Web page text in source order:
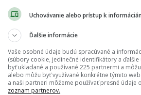
veľké prekvapenie a ženu
poskytnutá okamžitálekárska
miesto a potvrdila, že táto
San Juan de Dios,
čo ju pôvodne vyhlásili za
Uchovávanie alebo prístup k
Ďalšie informácie
Vaše osobné údaje budú spracúvané a
(súbory cookie, jedinečné identifikátory a
byť ukladané a používané 225 partnermi a
alebo môžu byť využívané konkrétne týmito
a naši partneri môžeme používať presné údaje
zoznam partnerov.